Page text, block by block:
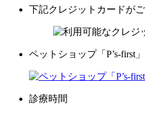
下記クレジットカードがご
ペットショップ「P’s-first
診療時間